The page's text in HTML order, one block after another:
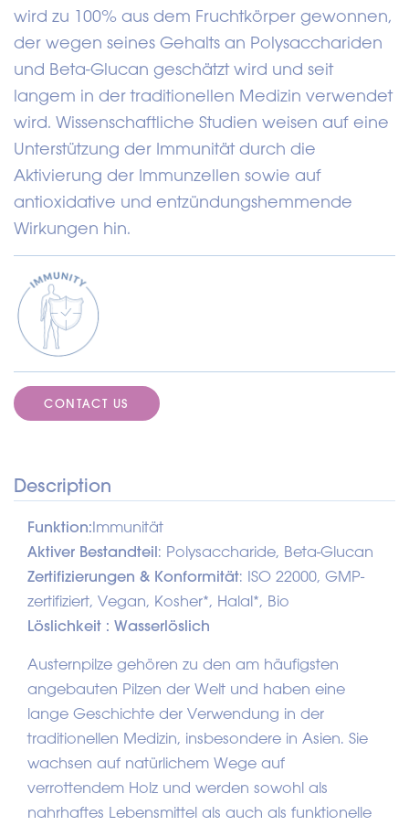
wird zu 100% aus dem Fruchtkörper gewonnen,
der wegen seines Gehalts an Polysacchariden
und Beta-Glucan geschätzt wird und seit
langem in der traditionellen Medizin verwendet
wird. Wissenschaftliche Studien weisen auf eine
Unterstützung der Immunität durch die
Aktivierung der Immunzellen sowie auf
antioxidative und entzündungshemmende
Wirkungen hin.
CONTACT US
Description
Funktion:Immunität
Aktiver Bestandteil: Polysaccharide, Beta-Glucan
Zertifizierungen & Konformität: ISO 22000, GMP-
zertifiziert, Vegan, Kosher*, Halal*, Bio
Löslichkeit : Wasserlöslich
Austernpilze gehören zu den am häufigsten
angebauten Pilzen der Welt und haben eine
lange Geschichte der Verwendung in der
traditionellen Medizin, insbesondere in Asien. Sie
wachsen auf natürlichem Wege auf
verrottendem Holz und werden sowohl als
nahrhaftes Lebensmittel als auch als funktionelle